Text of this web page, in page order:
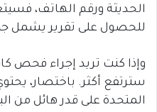
للحصول على تقرير يشمل
وإذا كنت تريد إجراء فحص
سترتفع أكثر. باختصار،
المتحدة على قدر هائل من